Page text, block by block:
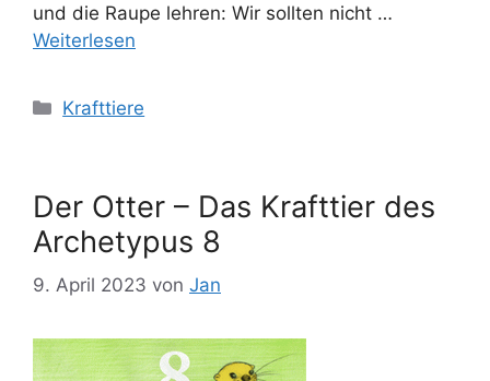
und die Raupe lehren: Wir sollten nicht …
Weiterlesen
Kategorien
Krafttiere
Der Otter – Das Krafttier des
Archetypus 8
9. April 2023 von Jan